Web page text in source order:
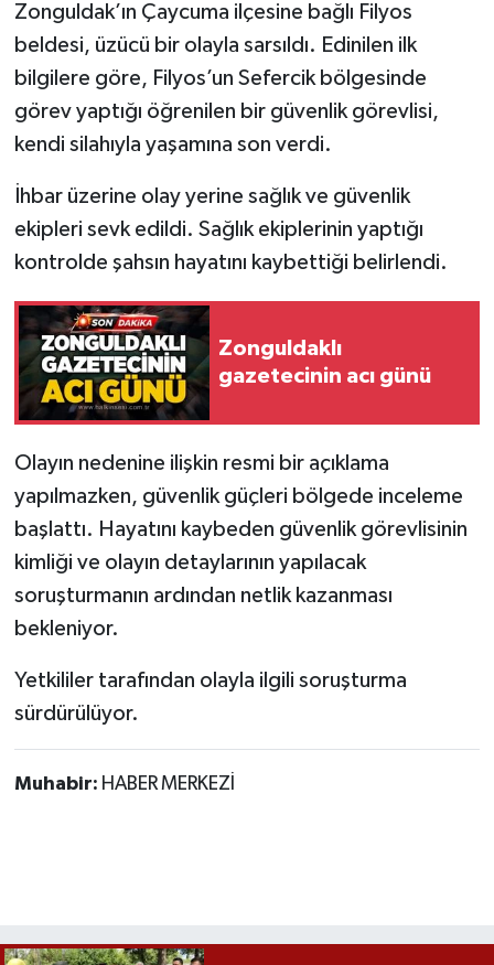
Zonguldak’ın Çaycuma ilçesine bağlı Filyos
beldesi, üzücü bir olayla sarsıldı. Edinilen ilk
bilgilere göre, Filyos’un Sefercik bölgesinde
görev yaptığı öğrenilen bir güvenlik görevlisi,
kendi silahıyla yaşamına son verdi.
İhbar üzerine olay yerine sağlık ve güvenlik
ekipleri sevk edildi. Sağlık ekiplerinin yaptığı
kontrolde şahsın hayatını kaybettiği belirlendi.
Zonguldaklı
gazetecinin acı günü
Olayın nedenine ilişkin resmi bir açıklama
yapılmazken, güvenlik güçleri bölgede inceleme
başlattı. Hayatını kaybeden güvenlik görevlisinin
kimliği ve olayın detaylarının yapılacak
soruşturmanın ardından netlik kazanması
bekleniyor.
Yetkililer tarafından olayla ilgili soruşturma
sürdürülüyor.
Muhabir: HABER MERKEZİ
Gökçebey
GÜNDEM
İş ilanı
Kilimli
Kültür - Sanat
MAGAZİN
Politika
Resmi İlan
Sağlık
SİYASET
Ulusal